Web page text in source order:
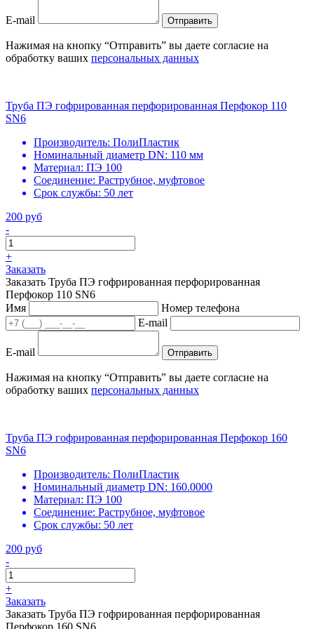
E-mail Отправить
Нажимая на кнопку “Отправить” вы даете согласие на
обработку ваших персональных данных
Труба ПЭ гофрированная перфорированная Перфокор 110
SN6
Производитель: ПолиПластик
Номинальный диаметр DN: 110 мм
Материал: ПЭ 100
Соединение: Раструбное, муфтовое
Срок службы: 50 лет
200 руб
-
+
Заказать
Заказать Труба ПЭ гофрированная перфорированная
Перфокор 110 SN6
Имя
Номер телефона
E-mail
E-mail Отправить
Нажимая на кнопку “Отправить” вы даете согласие на
обработку ваших персональных данных
Труба ПЭ гофрированная перфорированная Перфокор 160
SN6
Производитель: ПолиПластик
Номинальный диаметр DN: 160.0000
Материал: ПЭ 100
Соединение: Раструбное, муфтовое
Срок службы: 50 лет
200 руб
-
+
Заказать
Заказать Труба ПЭ гофрированная перфорированная